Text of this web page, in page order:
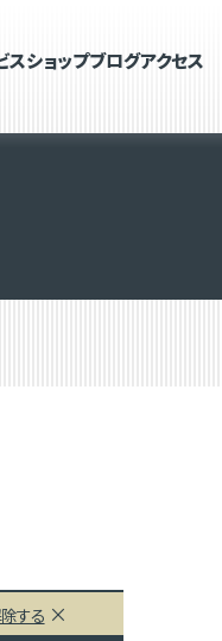
スショップブログアクセス
する